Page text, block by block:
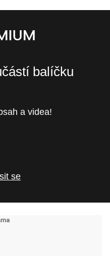
balíčku
a videa!
se